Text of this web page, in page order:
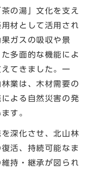
の湯」文化を支え
材として活用され
ガスの吸収や景
多面的な機能によ
てきました。一
業は、木材需要の
よる自然災害の発
す。
深化させ、北山林
活、持続可能なま
持・継承が図られ